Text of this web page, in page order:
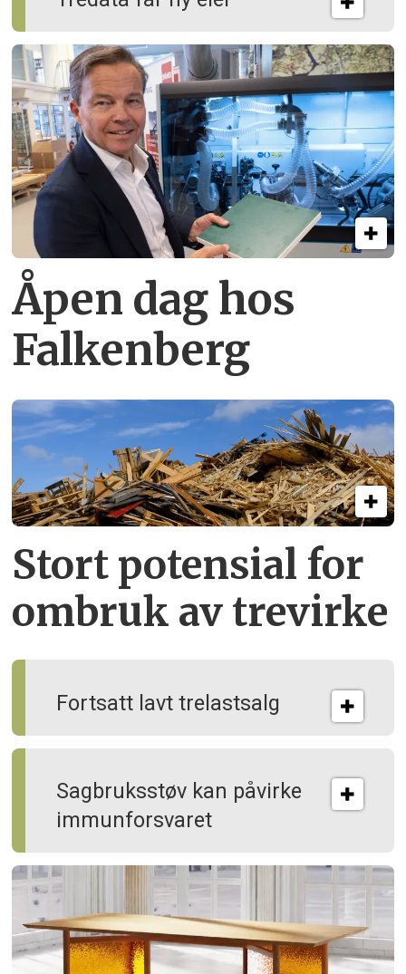
Åpen dag hos
Falkenberg
Stort potensial for
ombruk av tre­virke
Fortsatt lavt trelastsalg
Sagbruksstøv kan på­virke
immun­forsvaret